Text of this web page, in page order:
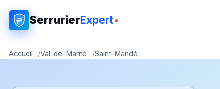
SerrurierExpert
Accueil Val-de-Marne Saint-Mandé